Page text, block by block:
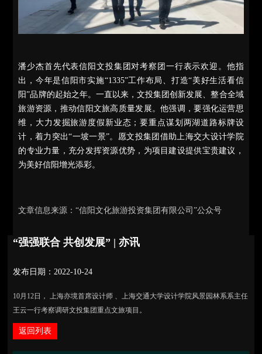
潘少杰首先代表信阳文投集团对考察团一行表示欢迎。他指
出，今年是信阳市实施“1335”工作布局、打造“美好生活看信
阳”品牌的起始之年。一直以来，文投集团创新发展、整合全域
旅游资源，推动信阳文旅高质量发展。他强调，要强化运营思
维，大力发掘旅游 度假新业态；要重点谋划两湖道路标牌设
计，着力突出“一坡一景”。愿文投集团借助上海交大设计学院
的专业力量，充分发挥资源优势，为项目建设提供宝贵建议，
为美好信阳增光添彩。
文章信息来源：“信阳文化旅游投资集团有限公司”公众号
“强强联合 共创发展” | 亦讯
发布日期：2022-10-24
10月12日， 上海亦境首席设计师 、上海交通大学设计学院风景园林系系主任
王云一行考察调研文投集团重点文旅项目。
返回列表